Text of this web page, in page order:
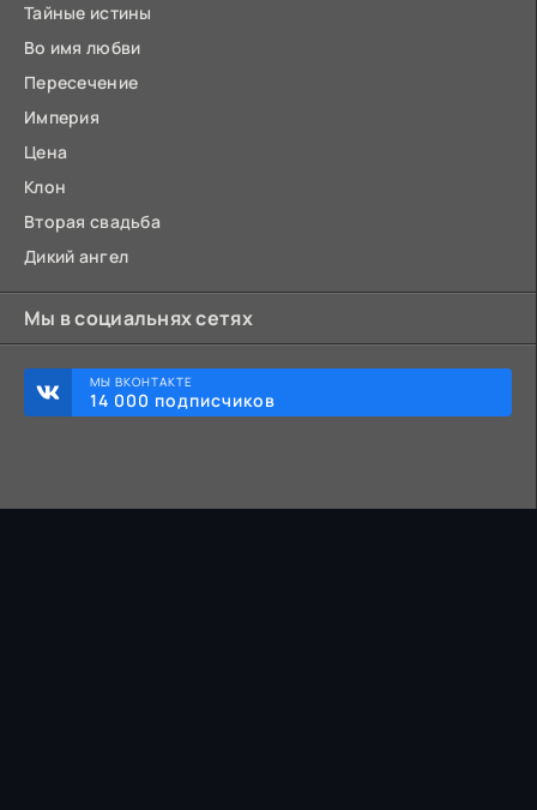
Тайные истины
Во имя любви
Пересечение
Империя
Цена
Клон
Вторая свадьба
Дикий ангел
Мы в социальнях сетях
МЫ ВКОНТАКТЕ
14 000 подписчиков